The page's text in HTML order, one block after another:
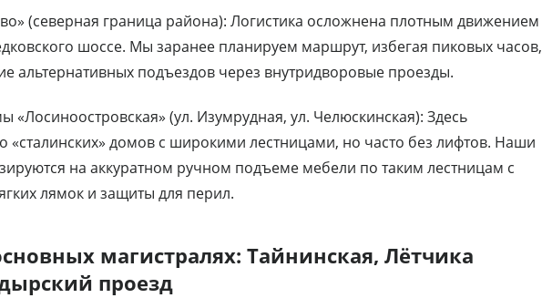
(северная граница района): Логистика осложнена плотным движением
шоссе. Мы заранее планируем маршрут, избегая пиковых часов,
альтернативных подъездов через внутридворовые проезды.
«Лосиноостровская» (ул. Изумрудная, ул. Челюскинская): Здесь
«сталинских» домов с широкими лестницами, но часто без лифтов. Наши
на аккуратном ручном подъеме мебели по таким лестницам с
лямок и защиты для перил.
магистралях: Тайнинская, Лётчика
проезд